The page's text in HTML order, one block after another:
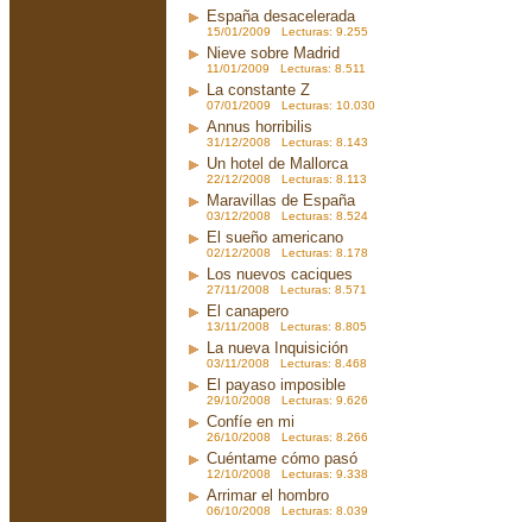
España desacelerada
15/01/2009 Lecturas: 9.255
Nieve sobre Madrid
11/01/2009 Lecturas: 8.511
La constante Z
07/01/2009 Lecturas: 10.030
Annus horribilis
31/12/2008 Lecturas: 8.143
Un hotel de Mallorca
22/12/2008 Lecturas: 8.113
Maravillas de España
03/12/2008 Lecturas: 8.524
El sueño americano
02/12/2008 Lecturas: 8.178
Los nuevos caciques
27/11/2008 Lecturas: 8.571
El canapero
13/11/2008 Lecturas: 8.805
La nueva Inquisición
03/11/2008 Lecturas: 8.468
El payaso imposible
29/10/2008 Lecturas: 9.626
Confíe en mi
26/10/2008 Lecturas: 8.266
Cuéntame cómo pasó
12/10/2008 Lecturas: 9.338
Arrimar el hombro
06/10/2008 Lecturas: 8.039